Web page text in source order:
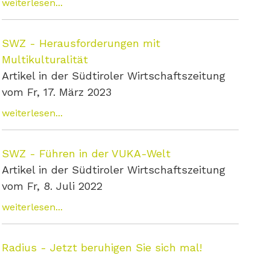
weiterlesen...
SWZ - Herausforderungen mit
Multikulturalität
Artikel in der Südtiroler Wirtschaftszeitung
vom Fr, 17. März 2023
weiterlesen...
SWZ - Führen in der VUKA-Welt
Artikel in der Südtiroler Wirtschaftszeitung
vom Fr, 8. Juli 2022
weiterlesen...
Radius - Jetzt beruhigen Sie sich mal!